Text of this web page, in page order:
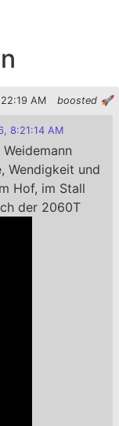
boosted 🚀
AM
8:21:14 AM
Wendigkeit und
Hof, im Stall
der 2060T